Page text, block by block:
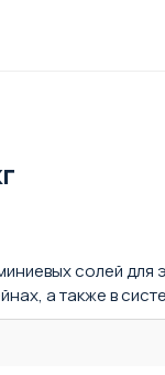
солей
а также в